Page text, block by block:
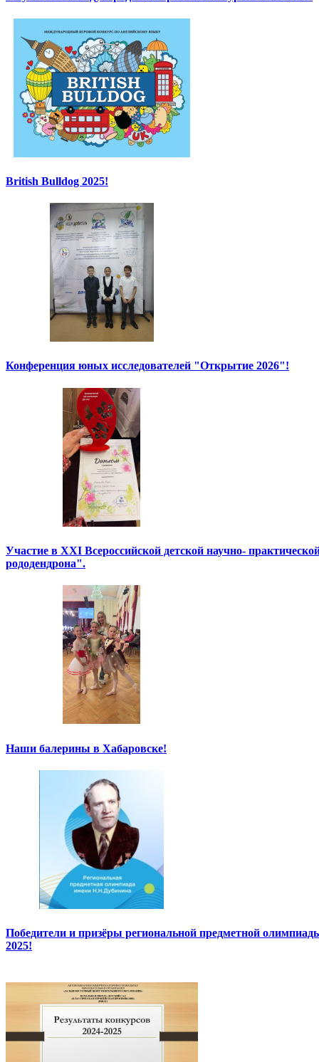
British Bulldog 2025!
Конференция юных исследователей "Открытие 2026"!
Участие в XXI Всероссийской детской научно-
рододендрона".
Наши балерины в Хабаровске!
Победители и призёры региональной предметной
2025!